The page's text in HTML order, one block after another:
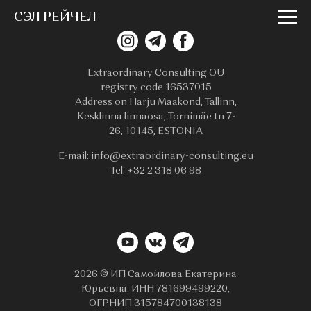
СЭЛ РЕЙЧЕЛ
Extraordinary Consulting OÜ
registry code 16537015
Address on Harju Maakond, Tallinn,
Kesklinna linnaosa, Tornimäe tn 7-
26, 10145, ESTONIA
E-mail: info@extraordinary-consulting.eu
Tel: +32 2 318 06 98
2026 © ИП Самойлова Екатерина
Юрьевна. ИНН 781699499220,
ОГРНИП 315784700138138